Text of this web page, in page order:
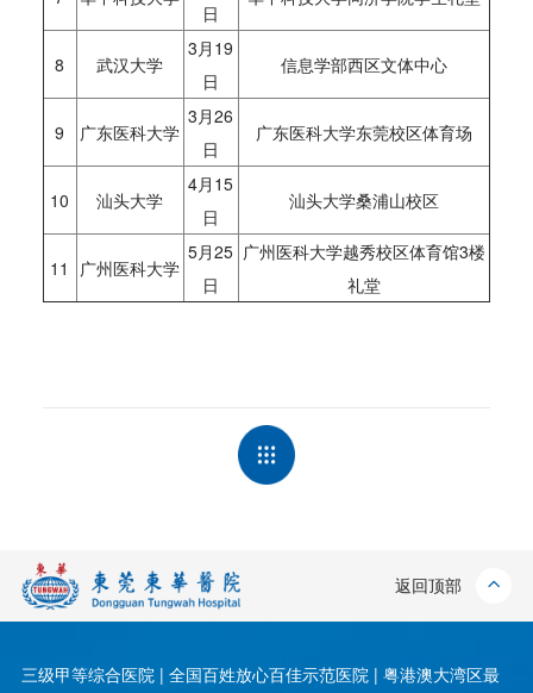
日
8 武汉大学
3月19
日
信息学部西区文体中心
9 广东医科大学
3月26
日
广东医科大学东莞校区体育场
10 汕头大学
4月15
日
汕头大学桑浦山校区
11 广州医科大学
5月25
日
广州医科大学越秀校区体育馆3楼
礼堂
返回顶部
三级甲等综合医院 | 全国百姓放心百佳示范医院 | 粤港澳大湾区最